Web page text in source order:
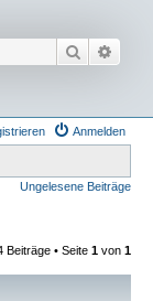
Suche
Anmelden
Ungelesene Beiträge
Beiträge • Seite 1 von 1